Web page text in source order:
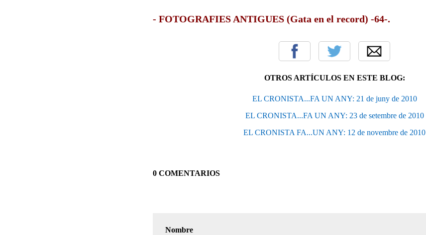
- FOTOGRAFIES ANTIGUES (Gata en el record) -64-.
OTROS ARTÍCULOS EN ESTE BLOG:
EL CRONISTA...FA UN ANY: 21 de juny de 2010
EL CRONISTA...FA UN ANY: 23 de setembre de 2010
EL CRONISTA FA...UN ANY: 12 de novembre de 2010
0 COMENTARIOS
Nombre